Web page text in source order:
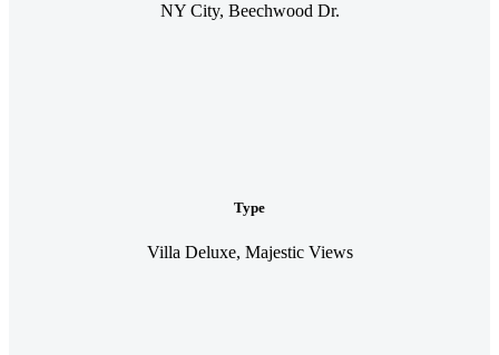
NY City, Beechwood Dr.
Type
Villa Deluxe, Majestic Views